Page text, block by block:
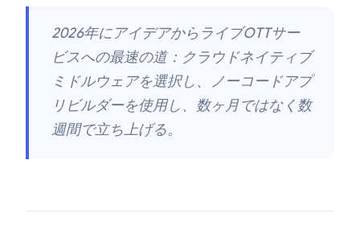
2026年にアイデアからライブOTTサー
ビスへの最速の道：クラウドネイティブ
ミドルウェアを選択し、ノーコードアプ
リビルダーを使用し、数ヶ月ではなく数
週間で立ち上げる。